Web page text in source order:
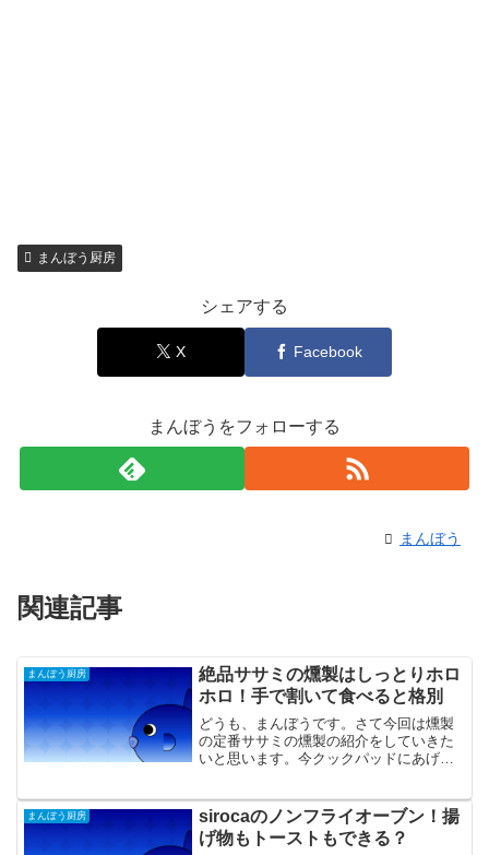
まんぼう厨房
シェアする
X Facebook
まんぼうをフォローする
まんぼう
関連記事
まんぼう厨房
絶品ササミの燻製はしっとりホロ
ホロ！手で割いて食べると格別
どうも、まんぼうです。さて今回は燻製
の定番ササミの燻製の紹介をしていきた
いと思います。今クックパッドにあげて
ジョンとなります。スポンサードリンク
ササミの燻製（白ワイン...
まんぼう厨房
sirocaのノンフライオーブン！揚
げ物もトーストもできる？